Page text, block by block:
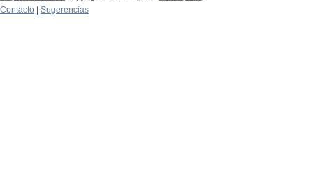
Contacto
Sugerencias